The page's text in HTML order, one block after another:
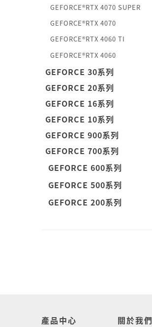
GEFORCE®RTX 4070 SUPER
GEFORCE®RTX 4070
GEFORCE®RTX 4060 TI
GEFORCE®RTX 4060
GEFORCE 30系列
GEFORCE 20系列
GEFORCE 16系列
GEFORCE 10系列
GEFORCE 900系列
GEFORCE 700系列
GEFORCE 600系列
GEFORCE 500系列
GEFORCE 200系列
產品中心 關於我們